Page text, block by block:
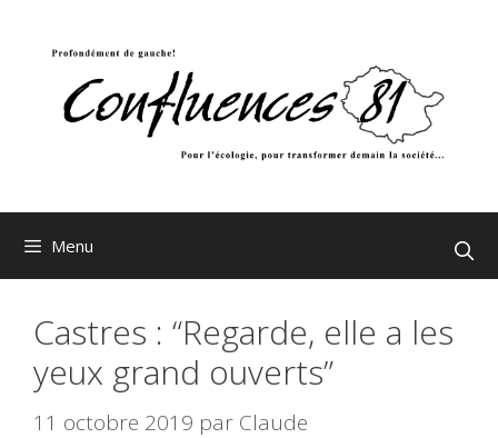
Menu
Castres : “Regarde, elle a les
yeux grand ouverts”
11 octobre 2019 par Claude